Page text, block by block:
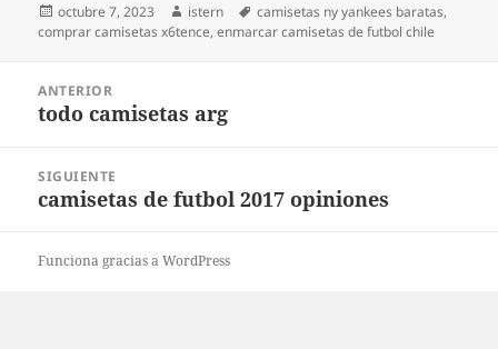
Publicado
el
octubre 7, 2023 Autor
istern Etiquetas
camisetas ny yankees baratas,
comprar camisetas x6tence,enmarcar camisetas de futbol chile
entradas
ANTERIOR
Entrada
todo camisetas arg
SIGUIENTE
Entrada
camisetas de futbol 2017 opiniones
Funciona gracias a WordPress